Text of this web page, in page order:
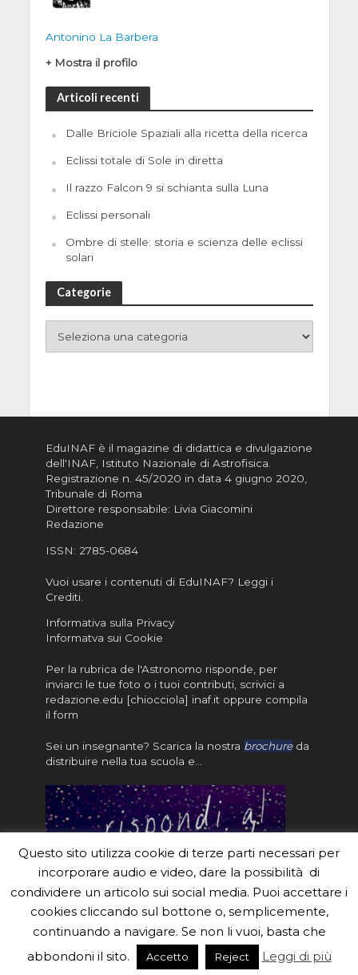
Antonino La Barbera
+ Mostra il profilo
Articoli recenti
Dalle Briciole Spaziali alla ricetta della ricerca
Eclissi totale di Sole in diretta
Il razzo Falcon 9 si schianta sulla Luna
Eclissi personali
Ombre di stelle: storia e scienza delle eclissi
solari
Categorie
EduINAF è il magazine di didattica e divulgazione
dell'INAF, Istituto Nazionale di Astrofisica
Registrazione n. 45/2020 in data 4 giugno 2020,
Tribunale di Roma
Direttore responsabile: Livia Giacomini
Redazione
ISSN: 2785-0684
Vuoi usare i contenuti di EduINAF? Leggi i
Crediti.
Informativa sulla Privacy
Informatva sui Cookie
Per la rubrica de l'Astronomo risponde, per
inviarci le tue foto o i tuoi contributi, scrivici a
redazione.edu [chiocciola] inaf.it oppure compila
il form
Sei un insegnante? Scarica la nostra brochureda
distribuire nella tua scuola e…
#eduinaf #inaf #astronomyforabetterworld.
Theme created by Meks. Powered byWordPress.
Questo sito utilizza cookie di terze parti necessari per
incorporare audio e video, dare la possibilità di
condividere un articolo sui social media. Puoi accettare i
cookies cliccando sul bottone o, semplicemente,
continuando a navigare. Se non li vuoi, basta che
abbondoni il sito.
Accetto Reject Leggi di più